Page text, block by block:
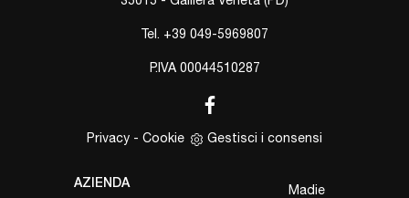
Tel. +39 049-5969807
P.IVA 00044510287
Privacy - Cookie Gestisci i consensi
AZIENDA
Madie